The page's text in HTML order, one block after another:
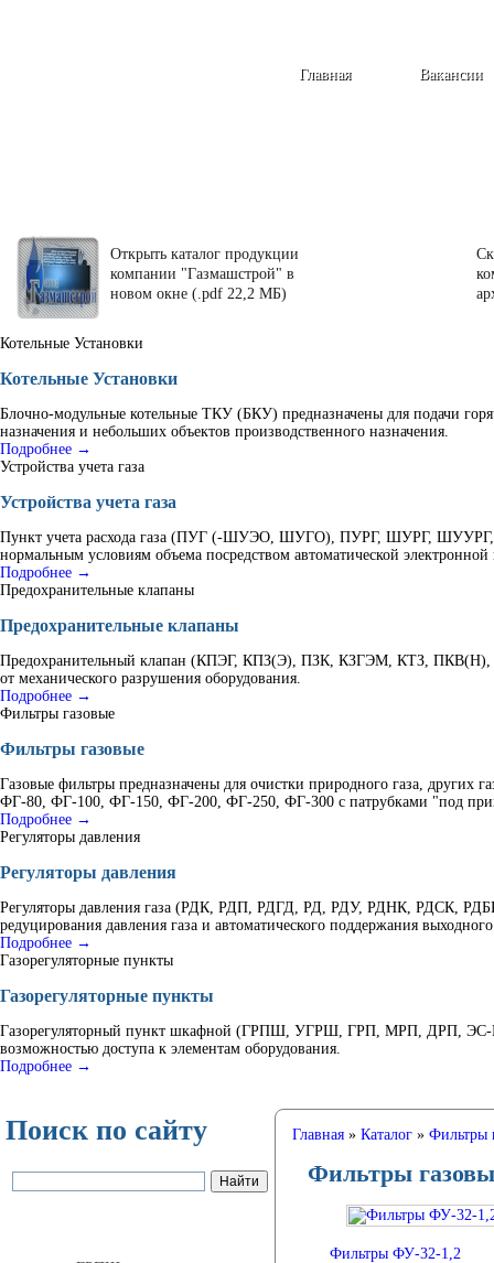
Вакансии
Главная
Открыть каталог продукции
компании "Газмашстрой" в
новом окне (.pdf 22,2 МБ)
Котельные Установки
Котельные Установки
Блочно-модульные котельные ТКУ (БКУ) предназначены для подачи
назначения и небольших объектов производственного назначения.
Подробнее →
Устройства учета газа
Устройства учета газа
Пункт учета расхода газа (ПУГ (-ШУЭО, ШУГО), ПУРГ, ШУРГ, ШУУРГ,
нормальным условиям объема посредством автоматической электронной
Подробнее →
Предохранительные клапаны
Предохранительные клапаны
Предохранительный клапан (КПЭГ, КПЗ(Э), ПЗК, КЗГЭМ, КТЗ, ПКВ(Н),
от механического разрушения оборудования.
Подробнее →
Фильтры газовые
Фильтры газовые
Газовые фильтры предназначены для очистки природного газа, других
ФГ-80, ФГ-100, ФГ-150, ФГ-200, ФГ-250, ФГ-300 с патрубками "под
Подробнее →
Регуляторы давления
Регуляторы давления
Регуляторы давления газа (РДК, РДП, РДГД, РД, РДУ, РДНК, РДСК,
редуцирования давления газа и автоматического поддержания
Подробнее →
Газорегуляторные пункты
Газорегуляторные пункты
Газорегуляторный пункт шкафной (ГРПШ, УГРШ, ГРП, МРП, ДРП, ЭС-
возможностью доступа к элементам оборудования.
Подробнее →
Поиск по сайту Главная» Каталог» Фильтры
Фильтры
Фильтры ФУ-32-1,2